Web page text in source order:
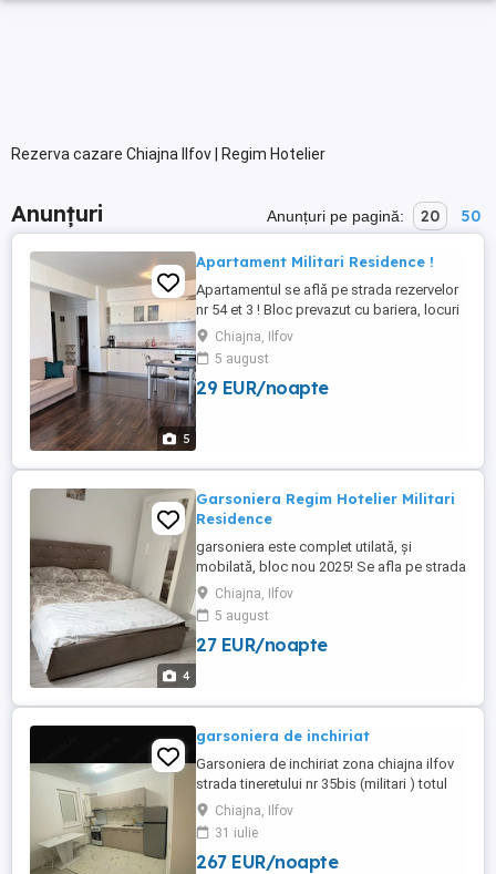
Rezerva cazare Chiajna Ilfov | Regim Hotelier
Anunțuri Anunțuri pe pagină: 20 50
5
Apartament Militari Residence !
Apartamentul se află pe strada rezervelor
nr 54 et 3 ! Bloc prevazut cu bariera, locuri
de parcare la liber pentru locatari!! 160 lei
pe seara pentru minim două nopți 150 lei
Chiajna, Ilfov
5 august
29 EUR/noapte
4
Garsoniera Regim Hotelier Militari
Residence
garsoniera este complet utilată, și
mobilată, bloc nou 2025! Se afla pe strada
soarelui nr 23 capat cu Tineretului ! Etajul 2
! La 5 minute distanță se Afla Auchan ,
Ballrom , etc ! Pretul este 150 lei pe seara
140 lei pentru minim două nopți.
Chiajna, Ilfov
5 august
27 EUR/noapte
garsoniera de inchiriat
Garsoniera de inchiriat zona chiajna ilfov
strada tineretului nr 35bis (militari ) totul
este nou pentru mai multe detalii la telefon
sau mesaj preț 1400 lei plus o lună
garanție
Chiajna, Ilfov
31 iulie
267 EUR/noapte